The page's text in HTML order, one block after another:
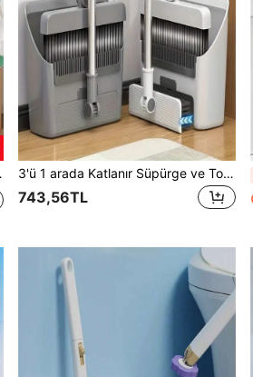
3'ü 1 arada Katlanır Süpürge ve Toz Toplama Küreği Seti, Oturma Odası, Yatak Odası, Banyo, Halılar ve Sert Zeminler İçin Uygun Çok Fonksiyonlu Temizlik Aleti, Dayanıklı Plastik, Tüy Dökmez, Ev, Ofis, Okul ve Yurt İçin Harika, Mükemmel Noel Hediyesi ve Temizlik Fırçası
743,56TL